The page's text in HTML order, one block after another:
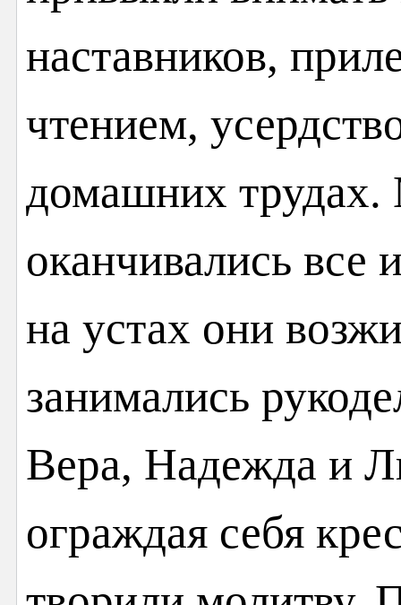
наставников,
чтением,
домашних трудах.
оканчивались все
на устах они
занимались
Вера, Надежда и
ограждая себя